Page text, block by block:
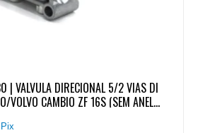
| VALVULA DIRECIONAL 5/2 VIAS DI
VOLVO CAMBIO ZF 16S (SEM ANEL